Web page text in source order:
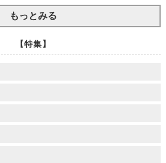
もっとみる
【特集】